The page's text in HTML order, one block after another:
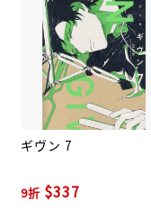
ギヴン 7
9折 $337